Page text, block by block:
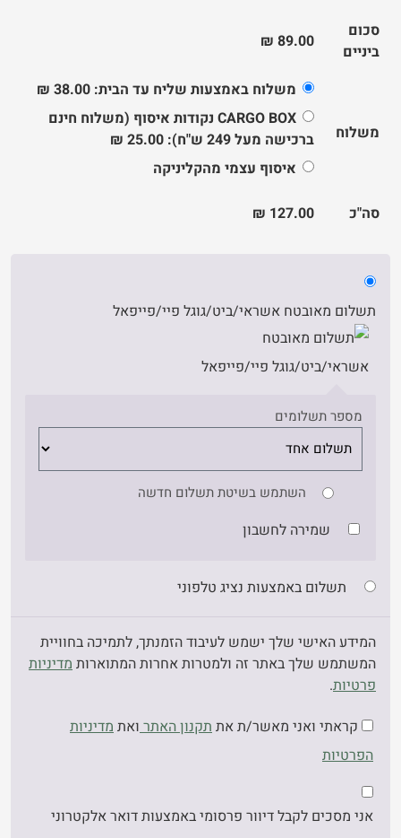
סכום
ביניים
₪ 89.00
משלוח
משלוח באמצעות שליח עד הבית: ₪ 38.00
CARGO BOX נקודות איסוף (משלוח חינם
ברכישה מעל 249 ש"ח):
₪ 25.00
איסוף עצמי מהקליניקה
סה"כ ₪ 127.00
תשלום מאובטח אשראי/ביט/גוגל פיי/פייפאל
מספר תשלומים
השתמש בשיטת תשלום חדשה
שמירה לחשבון
תשלום באמצעות נציג טלפוני
המידע האישי שלך ישמש לעיבוד הזמנתך, לתמיכה בחוויית
המשתמש שלך באתר זה ולמטרות אחרות המתוארותמדיניות
פרטיות.
קראתי ואני מאשר/ת אתתקנון האתרואתמדיניות
הפרטיות
אני מסכים לקבל דיוור פרסומי באמצעות דואר אלקטרוני